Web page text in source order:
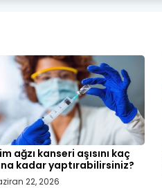
ağzı kanseri aşısını kaç
kadar yaptırabilirsiniz?
22, 2026